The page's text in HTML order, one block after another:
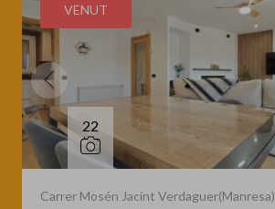
VENUT
22
Carrer Mosén Jacint Verdaguer(Manresa)